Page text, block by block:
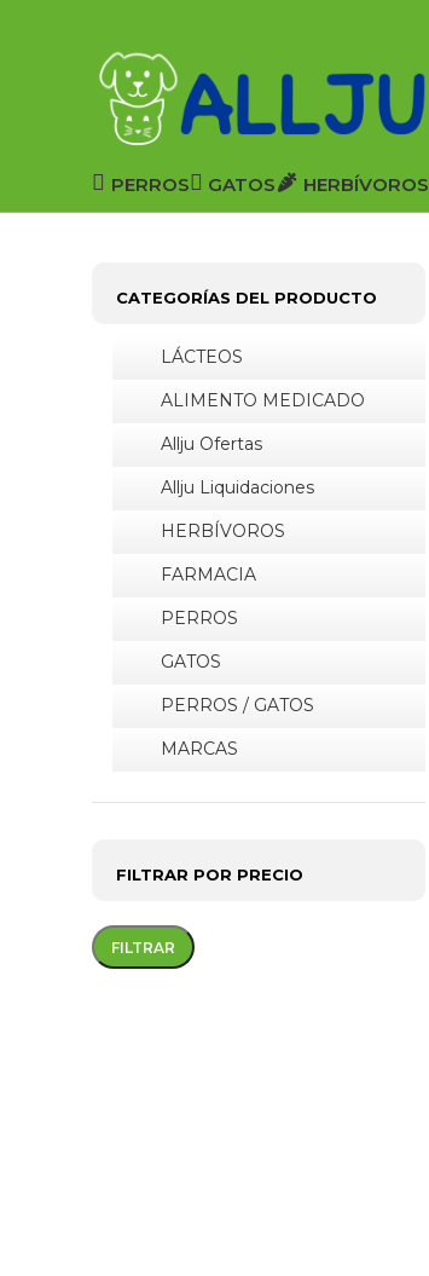
PERROS GATOS HERBÍVOROS
CATEGORÍAS DEL PRODUCTO
LÁCTEOS
ALIMENTO MEDICADO
Allju Ofertas
Allju Liquidaciones
HERBÍVOROS
FARMACIA
PERROS
GATOS
PERROS / GATOS
MARCAS
FILTRAR POR PRECIO
Precio
Precio
FILTRAR